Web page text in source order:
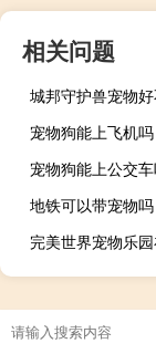
相关问题
城邦守护兽宠物
宠物狗能上飞机吗
宠物狗能上公交
地铁可以带宠物吗
完美世界宠物乐